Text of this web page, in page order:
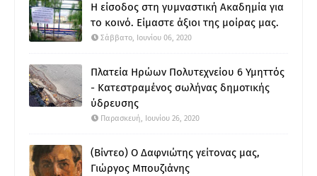
Η είσοδος στη γυμναστική Ακαδημία για
το κοινό. Είμαστε άξιοι της μοίρας μας.
Σάββατο, Ιουνίου 06, 2020
Πλατεία Ηρώων Πολυτεχνείου 6 Υμηττός
- Κατεστραμένος σωλήνας δημοτικής
ύδρευσης
Παρασκευή, Ιουνίου 26, 2020
(Βίντεο) Ο Δαφνιώτης γείτονας μας,
Γιώργος Μπουζιάνης